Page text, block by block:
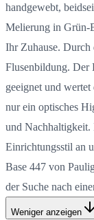
handgewebt,
Melierung in Grün-
Ihr Zuhause. Durch
Flusenbildung. Der
geeignet und
nur ein optisches
und Nachhaltigkeit.
Einrichtungsstil an
Base 447 von
der Suche nach
Weniger anzeigen